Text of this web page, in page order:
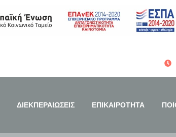
ΔΙΕΚΠΕΡΑΙΩΣΕΙΣ ΕΠΙΚΑΙΡΟΤΗΤΑ